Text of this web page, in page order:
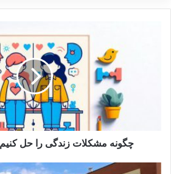
چگونه مشکلات زندگی را حل